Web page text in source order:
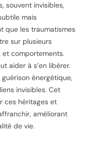
souvent invisibles,
mais
que les traumatismes
sur plusieurs
comportements.
aider à s’en libérer.
énergétique,
invisibles. Cet
ces héritages et
améliorant
de vie.